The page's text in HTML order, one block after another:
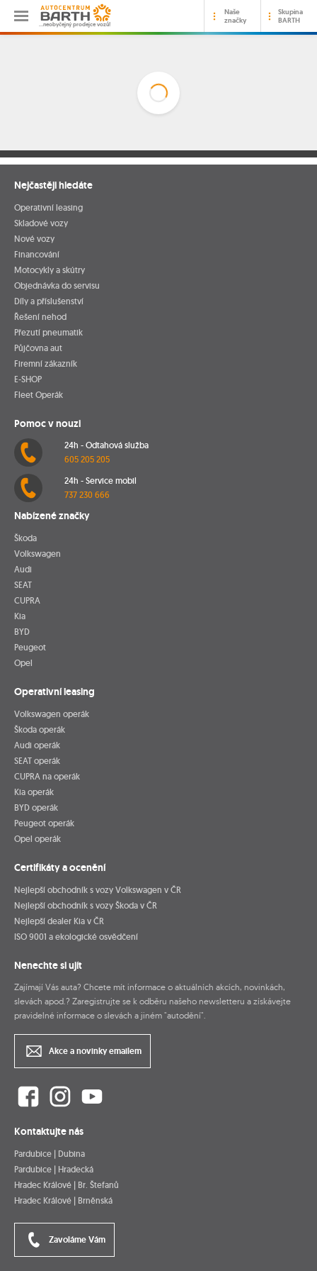
…neobyčejný prodejce vozů!
Naše
značky
Skupina
BARTH
Nejčastěji hledáte
Operativní leasing
Skladové vozy
Nové vozy
Financování
Motocykly a skútry
Objednávka do servisu
Díly a příslušenství
Řešení nehod
Přezutí pneumatik
Půjčovna aut
Firemní zákazník
E-SHOP
Fleet Operák
Pomoc v nouzi
24h - Odtahová služba
605 205 205
24h - Service mobil
737 230 666
Nabízené značky
Škoda
Volkswagen
Audi
SEAT
CUPRA
Kia
BYD
Peugeot
Opel
Operativní leasing
Volkswagen operák
Škoda operák
Audi operák
SEAT operák
CUPRA na operák
Kia operák
BYD operák
Peugeot operák
Opel operák
Certifikáty a ocenění
Nejlepší obchodník s vozy Volkswagen v ČR
Nejlepší obchodník s vozy Škoda v ČR
Nejlepší dealer Kia v ČR
ISO 9001 a ekologické osvědčení
Nenechte si ujít
Zajímají Vás auta? Chcete mít informace o aktuálních akcích, novinkách,
slevách apod.? Zaregistrujte se k odběru našeho newsletteru a získávejte
pravidelné informace o slevách a jiném "autodění".
Akce a novinky emailem
Kontaktujte nás
Pardubice | Dubina
Pardubice | Hradecká
Hradec Králové | Br. Štefanů
Hradec Králové | Brněnská
Zavoláme Vám